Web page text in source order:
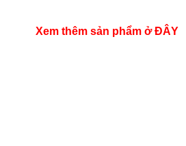
Xem thêm sản phẩm ởĐÂY